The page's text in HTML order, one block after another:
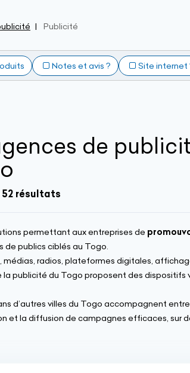
Publicité
Notes et avis ? Site internet
de
résultats
permettant aux entreprises de
de publics ciblés au Togo.
radios, plateformes digitales,
publicité du Togo proposent des dispositifs
d’autres villes du Togo accompagnent
et la diffusion de campagnes efficaces, sur